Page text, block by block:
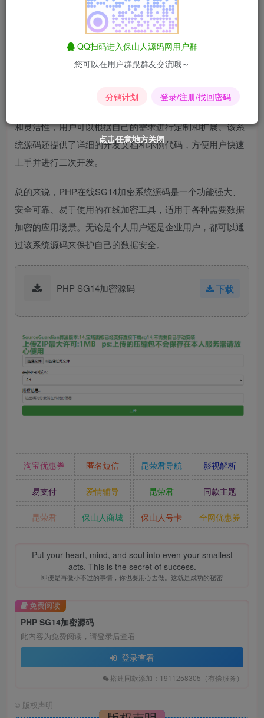
PHP在线SG14加密系统源码支持多种加密算法，包括但不
限于AES、RSA等，用户可以根据实际需求选择合适的加密
算法进行数据加密。同时，该系统还提供了丰富的功能，如
数据加密、解密、签名、验证等，满足用户在不同场景下的
和灵活性，用户可以根据自己的需求进行定制和扩展。该系
统源码还提供了详细的开发文档和示例代码，方便用户快速
上手并进行二次开发。
总的来说，PHP在线SG14加密系统源码是一个功能强大、
安全可靠、易于使用的在线加密工具，适用于各种需要数据
加密的应用场景。无论是个人用户还是企业用户，都可以通
过该系统源码来保护自己的数据安全。
PHP SG14加密源码 下载
淘宝优惠券 匿名短信 昆荣君导航 影视解析
易支付 爱情辅导 昆荣君 同款主题
昆荣君 保山人商城 保山人号卡 全网优惠券
Put your heart, mind, and soul into even your smallest
acts. This is the secret of success.
即便是再微小不过的事情，你也要用心去做。这就是成功的秘密
PHP SG14加密源码
此内容为免费阅读，请登录后查看
登录查看
搭建同款添加：1911258305（有偿服务）
免费阅读
© 版权声明
点击任意地方关闭
点击任意地方关闭
点击任意地方关闭
点击任意地方关闭
点击任意地方关闭
点击任意地方关闭
QQ扫码进入保山人源码网用户群
您可以在用户群跟群友交流哦～
分销计划 登录/注册/找回密码